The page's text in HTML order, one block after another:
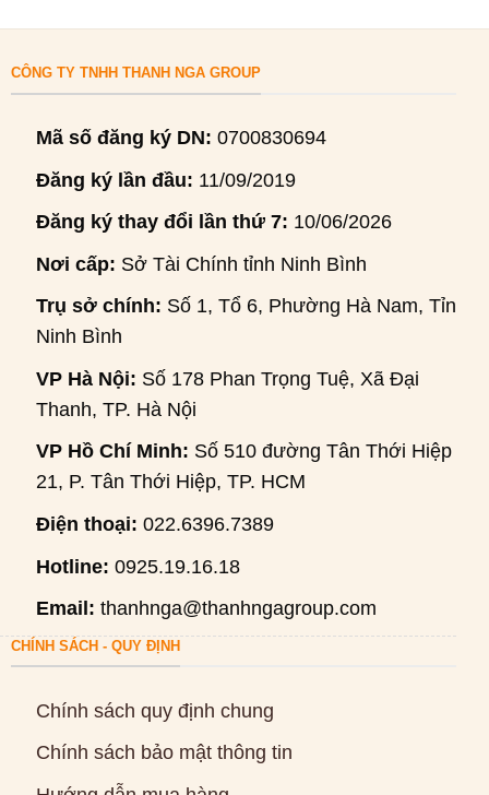
CÔNG TY TNHH THANH NGA GROUP
Mã số đăng ký DN: 0700830694
Đăng ký lần đầu: 11/09/2019
Đăng ký thay đổi lần thứ 7: 10/06/2026
Nơi cấp: Sở Tài Chính tỉnh Ninh Bình
Trụ sở chính: Số 1, Tổ 6, Phường Hà Nam, Tỉnh
Ninh Bình
VP Hà Nội: Số 178 Phan Trọng Tuệ, Xã Đại
Thanh, TP. Hà Nội
VP Hồ Chí Minh: Số 510 đường Tân Thới Hiệp
21, P. Tân Thới Hiệp, TP. HCM
Điện thoại: 022.6396.7389
Hotline: 0925.19.16.18
Email: thanhnga@thanhngagroup.com
CHÍNH SÁCH - QUY ĐỊNH
Chính sách quy định chung
Chính sách bảo mật thông tin